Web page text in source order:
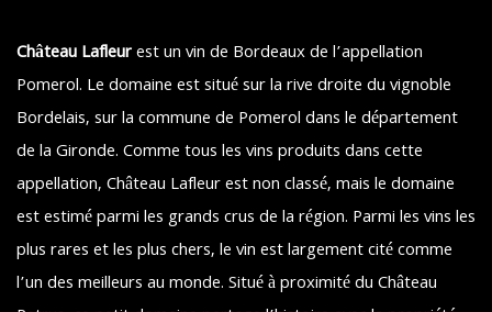
Château Lafleurest un vin de Bordeaux de l’appellation
Pomerol. Le domaine est situé sur la rive droite du vignoble
Bordelais, sur la commune de Pomerol dans le département
de la Gironde. Comme tous les vins produits dans cette
appellation, Château Lafleur est non classé, mais le domaine
est estimé parmi les grands crus de la région. Parmi les vins les
plus rares et les plus chers, le vin est largement cité comme
l’un des meilleurs au monde. Situé à proximité du Château